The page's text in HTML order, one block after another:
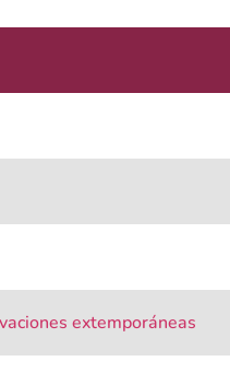
extemporáneas